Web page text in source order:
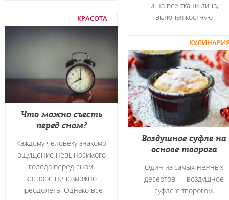
и на все ткани лица,
включая костную
КРАСОТА
Что можно съесть
перед сном?
Каждому человеку знакомо
ощущение невыносимого
голода перед сном,
которое невозможно
преодолеть. Однако все
Воздушное суфле на
основе творога
Один из самых нежных
десертов — воздушное
суфле с творогом.